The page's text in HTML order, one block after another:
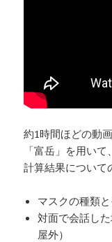
約1時間ほどの動
「富岳」を用い
計算結果につい
マスクの種類
対面で会話し
屋外）